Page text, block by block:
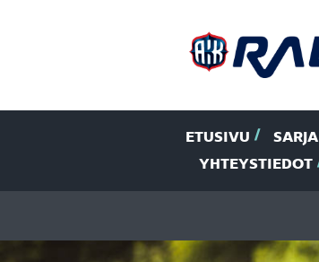
ETUSIVU SARJA
YHTEYSTIEDOT